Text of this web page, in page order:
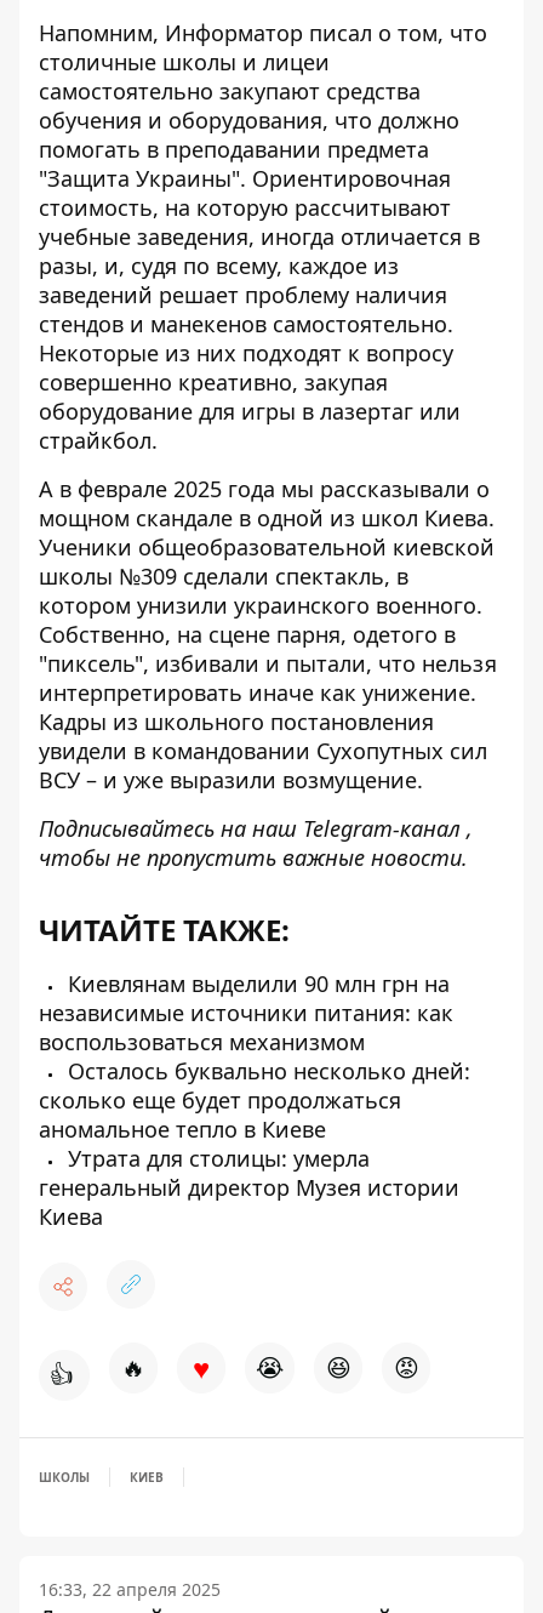
Напомним, Информатор писал о том, что
столичные школы и лицеи
самостоятельно закупают средства
обучения и оборудования, что должно
помогать в преподавании предмета
"Защита Украины". Ориентировочная
стоимость, на которую рассчитывают
учебные заведения, иногда отличается в
разы, и, судя по всему, каждое из
заведений решает проблему наличия
стендов и манекенов самостоятельно.
Некоторые из них подходят к вопросу
совершенно креативно, закупая
оборудование для игры в лазертаг или
страйкбол.
А в феврале 2025 года мы рассказывали о
мощном скандале в одной из школ Киева.
Ученики общеобразовательной киевской
школы №309 сделали спектакль, в
котором унизили украинского военного.
Собственно, на сцене парня, одетого в
"пиксель", избивали и пытали, что нельзя
интерпретировать иначе как унижение.
Кадры из школьного постановления
увидели в командовании Сухопутных сил
ВСУ – и уже выразили возмущение.
Подписывайтесь на наш Telegram-канал ,
чтобы не пропустить важные новости.
ЧИТАЙТЕ ТАКЖЕ:
Киевлянам выделили 90 млн грн на
независимые источники питания: как
воспользоваться механизмом
Осталось буквально несколько дней:
сколько еще будет продолжаться
аномальное тепло в Киеве
Утрата для столицы: умерла
генеральный директор Музея истории
Киева
👍 🔥 ♥ 😭 😆 😡
ШКОЛЫ КИЕВ
16:33, 22 апреля 2025